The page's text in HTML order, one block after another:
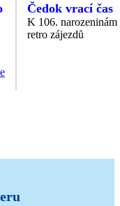
Čedok vrací čas
K 106.
retro zájezdů